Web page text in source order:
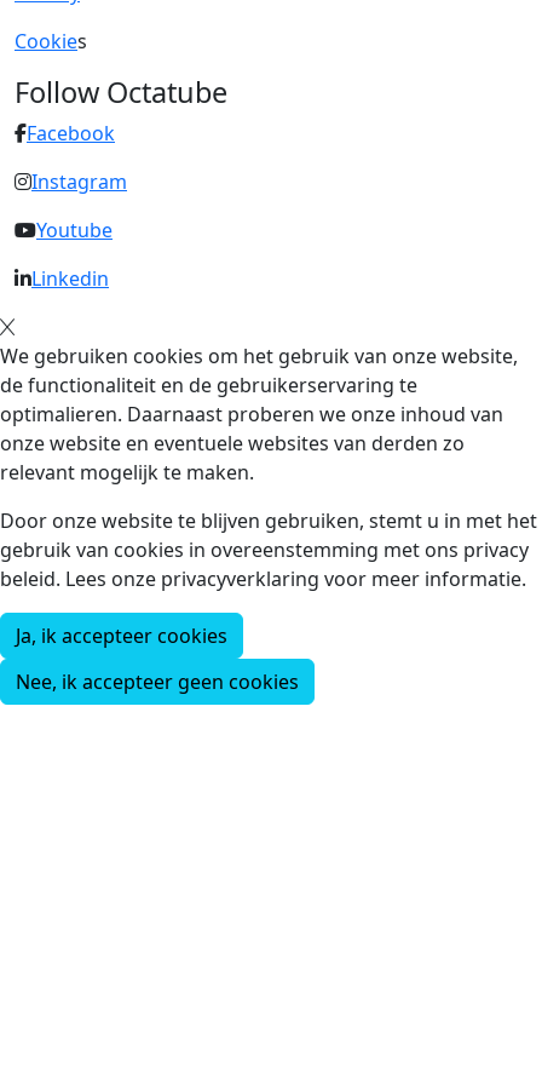
Cookies
Follow Octatube
Facebook
Instagram
Youtube
Linkedin
We gebruiken cookies om het gebruik van onze website,
de functionaliteit en de gebruikerservaring te
optimalieren. Daarnaast proberen we onze inhoud van
onze website en eventuele websites van derden zo
relevant mogelijk te maken.
Door onze website te blijven gebruiken, stemt u in met het
gebruik van cookies in overeenstemming met ons privacy
beleid. Lees onze privacyverklaring voor meer informatie.
Ja, ik accepteer cookies
Nee, ik accepteer geen cookies